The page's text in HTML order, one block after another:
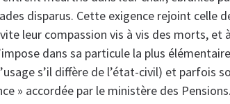
disparus. Cette exigence rejoint celle
leur compassion vis à vis des morts, et
dans sa particule la plus
s’il diffère de l’état-civil) et parfois
» accordée par le ministère des